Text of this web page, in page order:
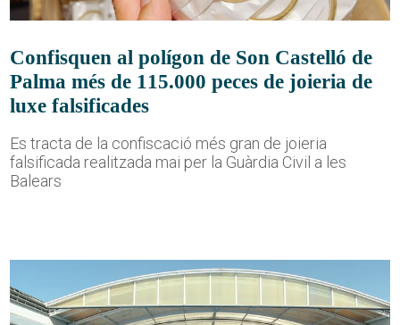
Confisquen al polígon de Son Castelló de
Palma més de 115.000 peces de joieria de
luxe falsificades
Es tracta de la confiscació més gran de joieria
falsificada realitzada mai per la Guàrdia Civil a les
Balears